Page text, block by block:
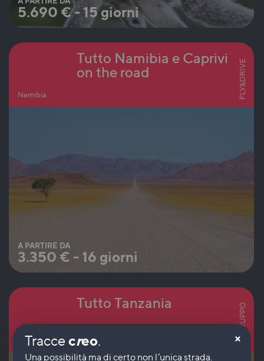
5.690 €- 15 giorni
Namibia
Tutto Namibia e Caprivi
on the road
FLY&DRIVE
A PARTIRE DA
3.350 € - 16 giorni
Tanzania
Tutto Tanzania IN GRUPPO
Traccecreo. ×